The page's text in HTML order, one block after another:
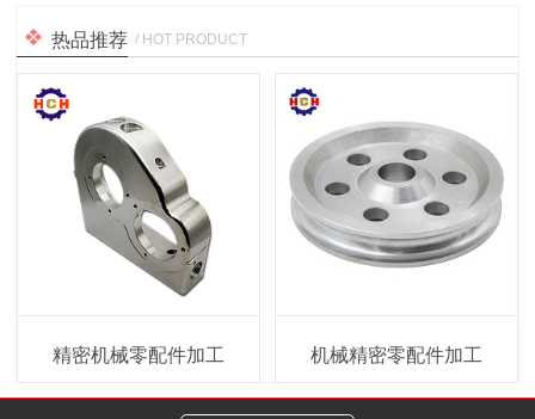
热品推荐 / HOT PRODUCT
精密机械零配件加工 机械精密零配件加工